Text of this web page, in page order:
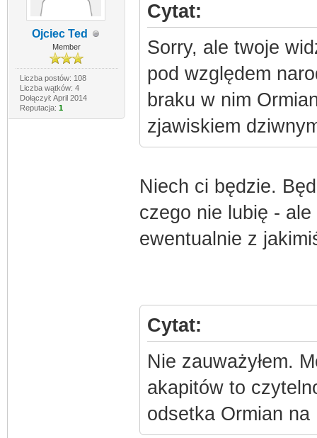
Ojciec Ted
Member
Liczba postów: 108
Liczba wątków: 4
Dołączył: April 2014
Reputacja: 1
Cytat:
Sorry, ale twoje
pod względem
braku w nim
zjawiskiem
Niech ci będzie.
czego nie lubię -
ewentualnie z
Cytat:
Nie zauważyłem.
akapitów to
odsetka Ormian na